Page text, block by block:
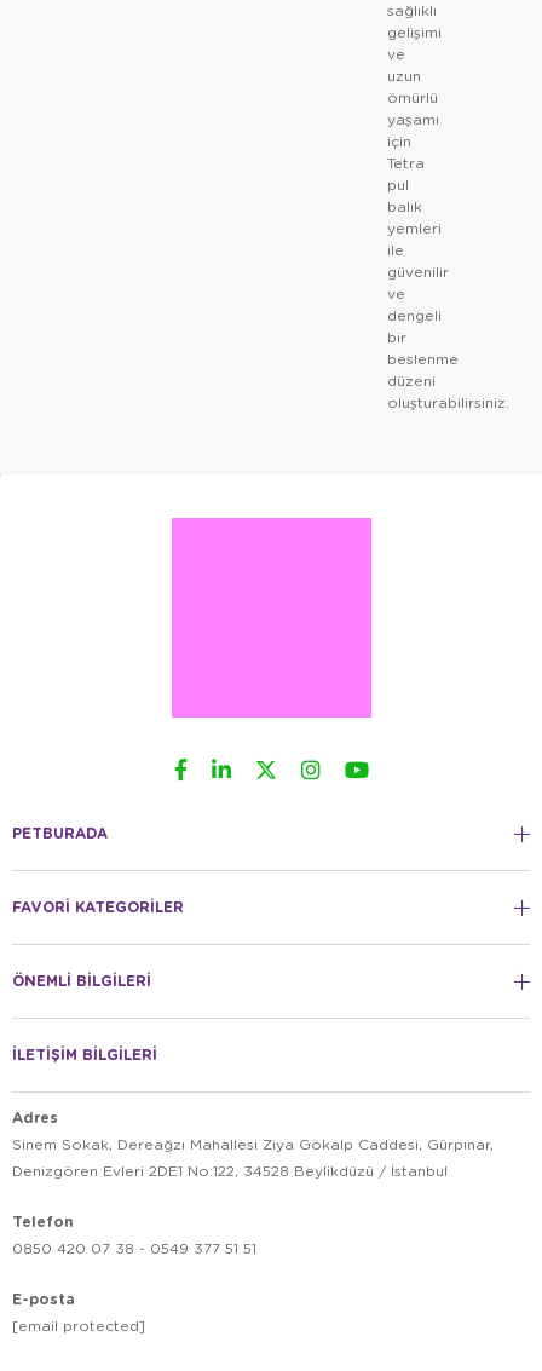
sağlıklı
gelişimi
ve
uzun
ömürlü
yaşamı
için
Tetra
pul
balık
yemleri
ile
güvenilir
ve
dengeli
bir
beslenme
düzeni
oluşturabilirsiniz.
PETBURADA
FAVORİ KATEGORİLER
ÖNEMLİ BİLGİLERİ
İLETİŞİM BİLGİLERİ
Adres
Sinem Sokak, Dereağzı Mahallesi Ziya Gökalp Caddesi, Gürpınar,
Denizgören Evleri 2DE1 No:122, 34528 Beylikdüzü / İstanbul
Telefon
0850 420 07 38 - 0549 377 51 51
E-posta
[email protected]